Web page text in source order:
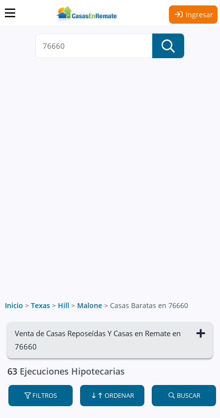
Ingresar
Inicio > Texas > Hill > Malone > Casas Baratas en 76660
Venta de Casas Reposeídas Y Casas en Remate en
76660
63 Ejecuciones Hipotecarias
FILTROS ORDENAR BUSCAR